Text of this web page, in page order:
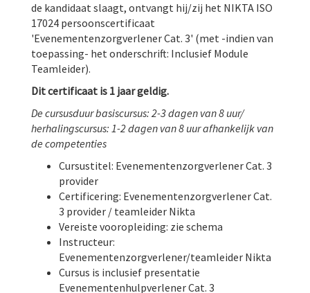
de kandidaat slaagt, ontvangt hij/zij het NIKTA ISO
17024 persoonscertificaat
'Evenementenzorgverlener Cat. 3' (met -indien van
toepassing- het onderschrift: Inclusief Module
Teamleider).
Dit certificaat is 1 jaar geldig.
De cursusduur basiscursus: 2-3 dagen van 8 uur/
herhalingscursus: 1-2 dagen van 8 uur afhankelijk van
de competenties
Cursustitel: Evenementenzorgverlener Cat. 3
provider
Certificering: Evenementenzorgverlener Cat.
3 provider / teamleider Nikta
Vereiste vooropleiding: zie schema
Instructeur:
Evenementenzorgverlener/teamleider Nikta
Cursus is inclusief presentatie
Evenementenhulpverlener Cat. 3